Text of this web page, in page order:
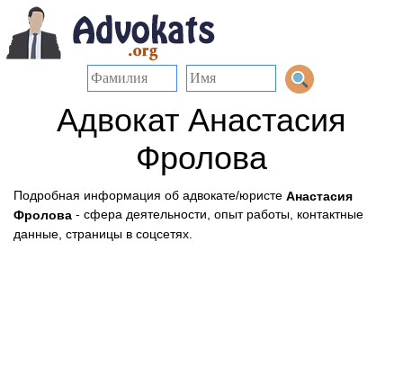
Адвокат Анастасия
Фролова
Подробная информация об адвокате/юристе Анастасия
Фролова - сфера деятельности, опыт работы, контактные
данные, страницы в соцсетях.